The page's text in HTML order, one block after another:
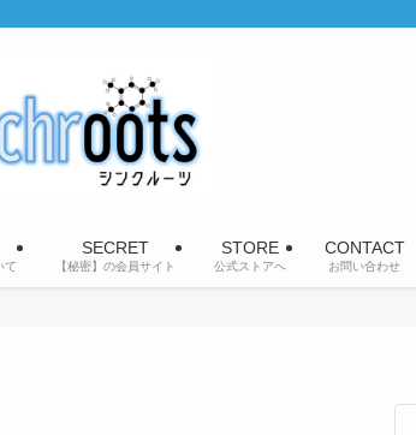
て
SECRET
【秘密】の会員サイト
STORE
公式ストアへ
CONTACT
お問い合わせ